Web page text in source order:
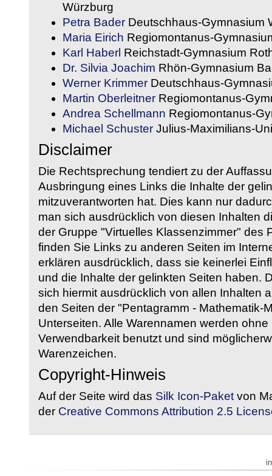
Würzburg
Petra Bader Deutschhaus-Gymnasium
Maria Eirich Regiomontanus-
Karl Haberl Reichstadt-Gymnasium
Dr. Silvia Joachim Rhön-Gymnasium
Werner Krimmer Deutschhaus-
Martin Oberleitner Regiomontanus-
Andrea Schellmann Regiomontanus-
Michael Schuster Julius-Maximilians-
Disclaimer
Die Rechtsprechung tendiert zu der
Ausbringung eines Links die Inhalte der
mitzuverantworten hat. Dies kann nur
man sich ausdrücklich von diesen Inhalten
der Gruppe "Virtuelles Klassenzimmer" des
finden Sie Links zu anderen Seiten im
erklären ausdrücklich, dass sie keinerlei
und die Inhalte der gelinkten Seiten haben.
sich hiermit ausdrücklich von allen Inhalten
den Seiten der "Pentagramm - Mathematik-
Unterseiten. Alle Warennamen werden
Verwendbarkeit benutzt und sind
Warenzeichen.
Copyright-Hinweis
Auf der Seite wird das Silk Icon-Paket von
der Creative Commons Attribution 2.5